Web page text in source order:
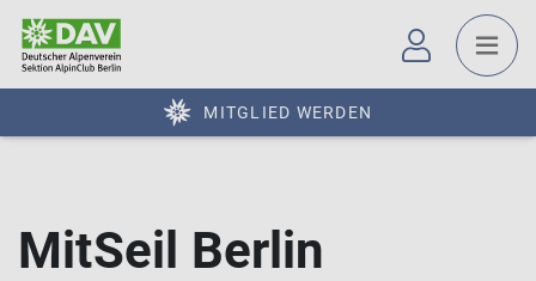
MITGLIED WERDEN
MitSeil Berlin